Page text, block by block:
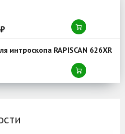
интроскопа RAPISCAN 626XR